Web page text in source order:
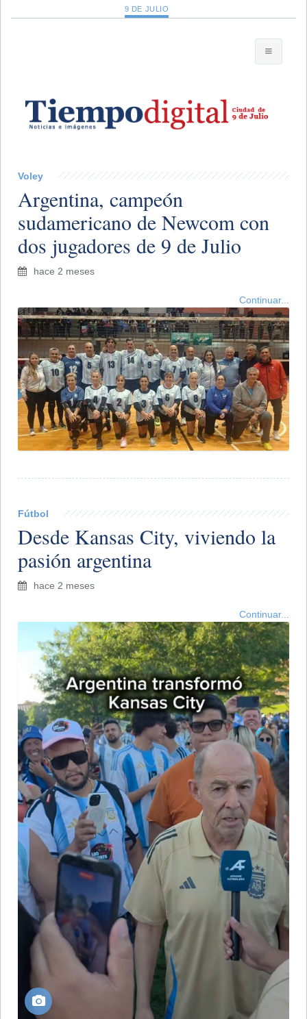
9 DE JULIO
Voley
Argentina, campeón
sudamericano de Newcom con
dos jugadores de 9 de Julio
hace 2 meses
Continuar...
Fútbol
Desde Kansas City, viviendo la
pasión argentina
hace 2 meses
Continuar...